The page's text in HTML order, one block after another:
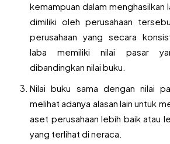
kemampuan dalam menghasilkan
dimiliki oleh perusahaan
perusahaan yang secara
laba memiliki nilai pasar
dibandingkan nilai buku.
Nilai buku sama dengan nilai
melihat adanya alasan lain untuk
aset perusahaan lebih baik atau
yang terlihat di neraca.